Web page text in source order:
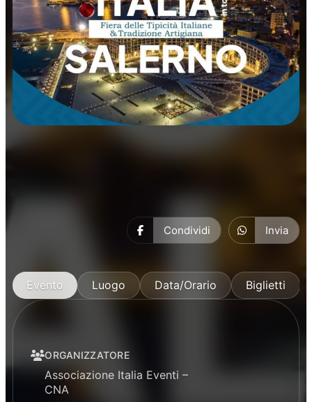
Condividi Invia
Evento Luogo Data/Orario Biglietti
ORGANIZZATORE
Associazione Italia Eventi –
CNA